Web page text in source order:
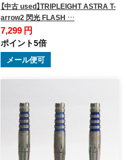
【中古 used】TRIPLEIGHT ASTRA T-
arrow2 閃光 FLASH …
7,299 円
ポイント5倍
メール便可